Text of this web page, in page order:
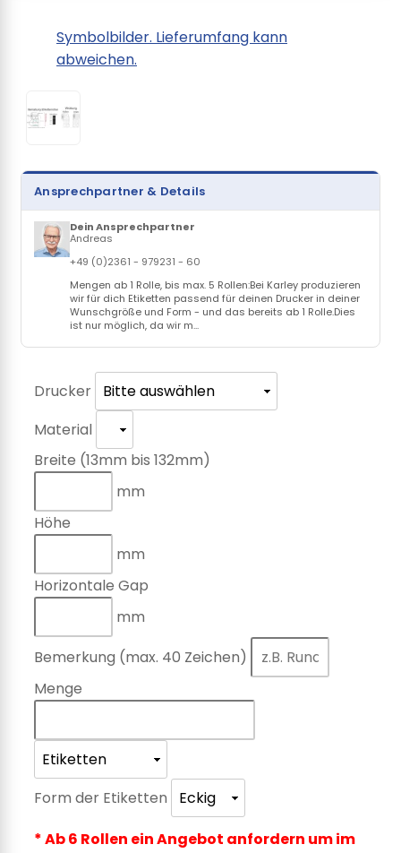
Symbolbilder. Lieferumfang kann
abweichen.
Ansprechpartner & Details
Dein Ansprechpartner
Andreas
+49 (0)2361 - 979231 - 60
Mengen ab 1 Rolle, bis max. 5 Rollen:Bei Karley produzieren
wir für dich Etiketten passend für deinen Drucker in deiner
Wunschgröße und Form - und das bereits ab 1 Rolle.Dies
ist nur möglich, da wir m...
Drucker
Material
Breite (13mm bis 132mm)
mm
Höhe
mm
Horizontale Gap
mm
Bemerkung (max. 40 Zeichen)
Menge
Form der Etiketten
* Ab 6 Rollen ein Angebot anfordern um im